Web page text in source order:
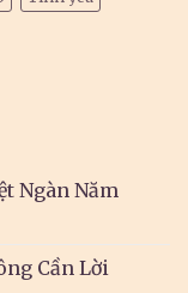
Ngàn Năm
Cần Lời